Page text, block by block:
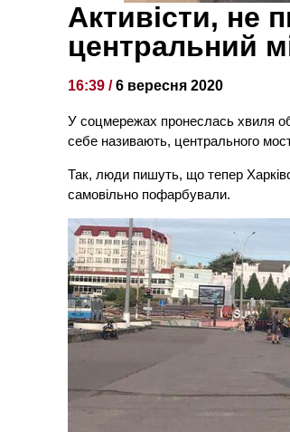
Активісти, не
центральний
16:39 /6 вересня 2020
У соцмережах пронеслась хвиля
себе називають, центрального
Так, люди пишуть, що тепер
самовільно пофарбували.